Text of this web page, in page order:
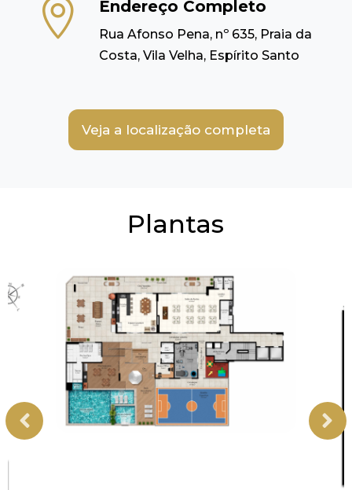
 Endereço Completo
Rua Afonso Pena, nº 635, Praia da
Costa, Vila Velha, Espírito Santo
Veja a localização completa
Plantas